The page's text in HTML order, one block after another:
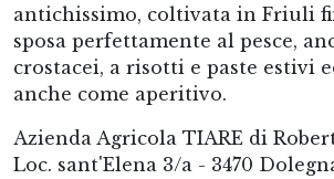
antichissimo, coltivata in Friuli
sposa perfettamente al pesce,
crostacei, a risotti e paste estivi
anche come aperitivo.
Azienda Agricola TIARE di
Loc. sant'Elena 3/a - 3470